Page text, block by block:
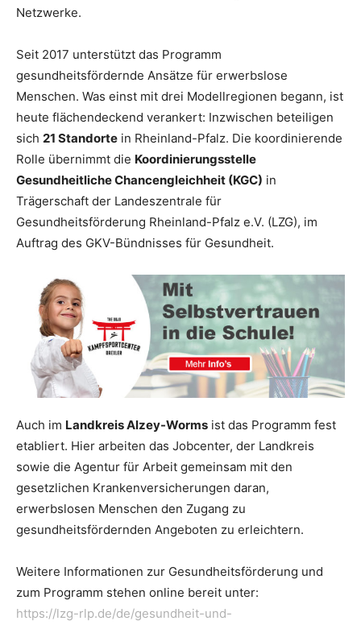
Netzwerke.
Seit 2017 unterstützt das Programm
gesundheitsfördernde Ansätze für erwerbslose
Menschen. Was einst mit drei Modellregionen begann, ist
heute flächendeckend verankert: Inzwischen beteiligen
sich 21 Standorte in Rheinland-Pfalz. Die koordinierende
Rolle übernimmt die Koordinierungsstelle
Gesundheitliche Chancengleichheit (KGC) in
Trägerschaft der Landeszentrale für
Gesundheitsförderung Rheinland-Pfalz e.V. (LZG), im
Auftrag des GKV-Bündnisses für Gesundheit.
Auch im Landkreis Alzey-Worms ist das Programm fest
etabliert. Hier arbeiten das Jobcenter, der Landkreis
sowie die Agentur für Arbeit gemeinsam mit den
gesetzlichen Krankenversicherungen daran,
erwerbslosen Menschen den Zugang zu
gesundheitsfördernden Angeboten zu erleichtern.
Weitere Informationen zur Gesundheitsförderung und
zum Programm stehen online bereit unter:
https://lzg-rlp.de/de/gesundheit-und-